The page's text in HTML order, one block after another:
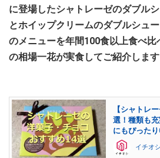
に登場したシャトレーゼのダブル
とホイップクリームのダブルシュ
のメニューを年間100食以上食べ
の相場一花が実食してご紹介します
【シャトレ
選！種類も
にもぴった
イチオ